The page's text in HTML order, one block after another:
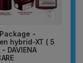
-
hybrid-XT ( 5
- DAVIENA